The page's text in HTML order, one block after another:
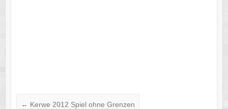
← Kerwe 2012 Spiel ohne Grenzen